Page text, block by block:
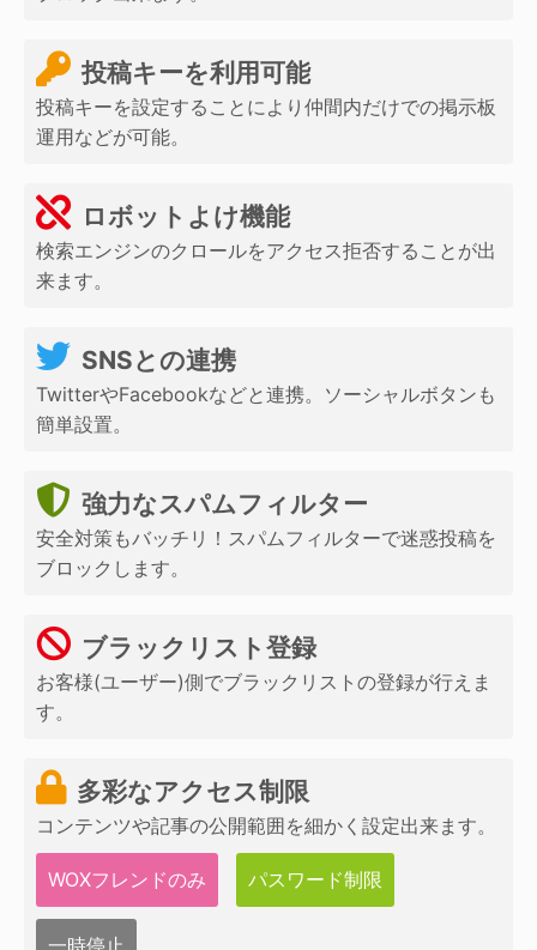
投稿キーを利用可能
投稿キーを設定することにより仲間内だけでの掲示板
運用などが可能。
ロボットよけ機能
検索エンジンのクロールをアクセス拒否することが出
来ます。
SNSとの連携
TwitterやFacebookなどと連携。ソーシャルボタンも
簡単設置。
強力なスパムフィルター
安全対策もバッチリ！スパムフィルターで迷惑投稿を
ブロックします。
ブラックリスト登録
お客様(ユーザー)側でブラックリストの登録が行えま
す。
多彩なアクセス制限
コンテンツや記事の公開範囲を細かく設定出来ます。
WOXフレンドのみ パスワード制限
一時停止